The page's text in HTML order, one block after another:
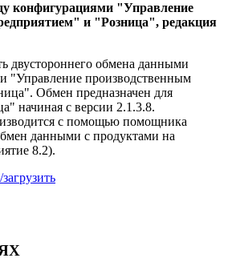
конфигурациями "Управление
и "Розница", редакция
двустороннего обмена данными
"Управление производственным
Обмен предназначен для
начиная с версии 2.1.3.8.
с помощью помощника
данными с продуктами на
8.2).
загрузить